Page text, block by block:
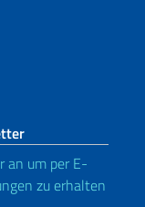
an um per E-
zu erhalten